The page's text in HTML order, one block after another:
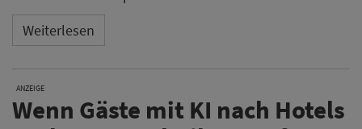
Weiterlesen
ANZEIGE
Wenn Gäste mit KI nach Hotels